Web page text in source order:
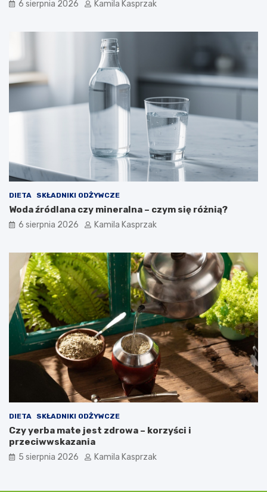
a
z
d
r
w
6 sierpnia 2026 Kamila Kasprzak
DIETA SKŁADNIKI ODŻYWCZE
Woda źródlana czy mineralna – czym się różnią?
6 sierpnia 2026 Kamila Kasprzak
DIETA SKŁADNIKI ODŻYWCZE
Czy yerba mate jest zdrowa – korzyści i
przeciwwskazania
5 sierpnia 2026 Kamila Kasprzak